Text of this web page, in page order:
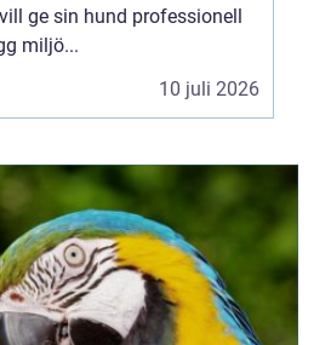
ge sin hund professionell
miljö...
10 juli 2026